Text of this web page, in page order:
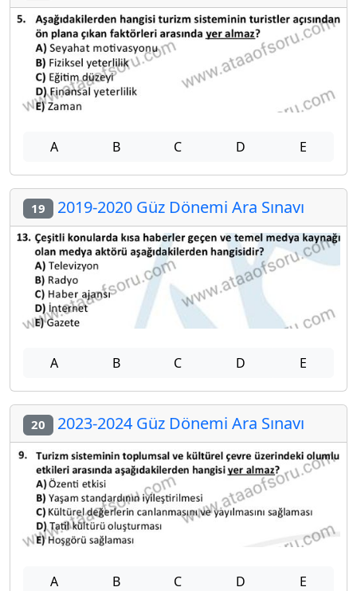
A B C D E
19 2019-2020 Güz Dönemi Ara Sınavı
A B C D E
20 2023-2024 Güz Dönemi Ara Sınavı
A B C D E